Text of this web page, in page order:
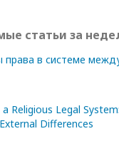
статьи за
в системе
Religious Legal
Differences